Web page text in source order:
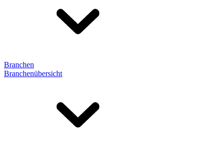
Branchen
Branchenübersicht